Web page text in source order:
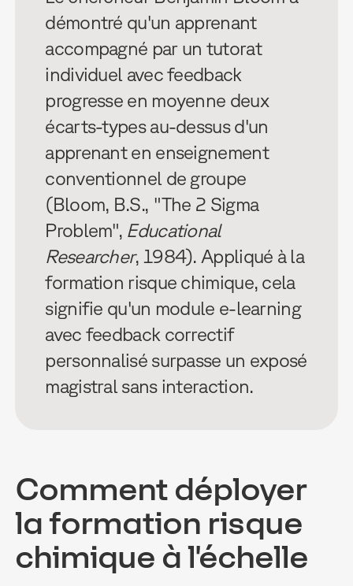
démontré qu'un apprenant
accompagné par un tutorat
individuel avec feedback
progresse en moyenne deux
écarts-types au-dessus d'un
apprenant en enseignement
conventionnel de groupe
(Bloom, B.S., "The 2 Sigma
Problem", Educational
Researcher, 1984). Appliqué à la
formation risque chimique, cela
signifie qu'un module e-learning
avec feedback correctif
personnalisé surpasse un exposé
magistral sans interaction.
Comment déployer
la formation risque
chimique à l'échelle